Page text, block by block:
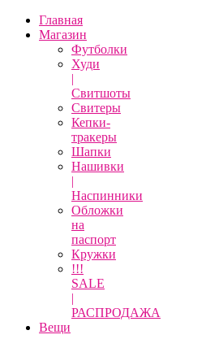
Главная
Магазин
Футболки
Худи
|
Свитшоты
Свитеры
Кепки-
тракеры
Шапки
Нашивки
|
Наспинники
Обложки
на
паспорт
Кружки
!!!
SALE
|
РАСПРОДАЖА
Вещи